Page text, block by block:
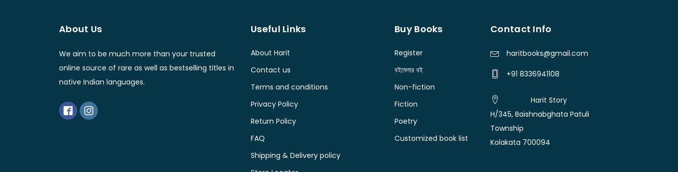
About Us
We aim to be much more than your trusted
online source of rare as well as bestselling titles in
native Indian languages.
Useful Links
About Harit
Contact us
Terms and conditions
Privacy Policy
Return Policy
FAQ
Shipping & Delivery policy
Buy Books
Register
বইমেলার বই
Non-fiction
Fiction
Poetry
Customized book list
Contact Info
haritbooks@gmail.com
+91 8336941108
Harit Story
H/345, Baishnabghata Patuli
Township
Kolakata 700094